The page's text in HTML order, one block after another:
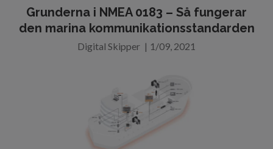
Grunderna i NMEA 0183 – Så fungerar
den marina kommunikationsstandarden
Digital Skipper | 1/09, 2021